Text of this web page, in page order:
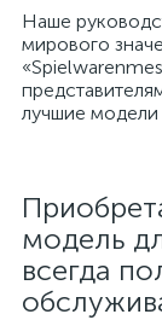
Наше
мирового
лучшие модели
модель
всегда